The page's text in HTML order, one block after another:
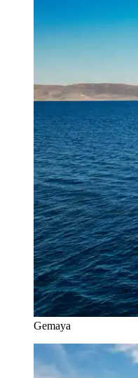
Gemaya